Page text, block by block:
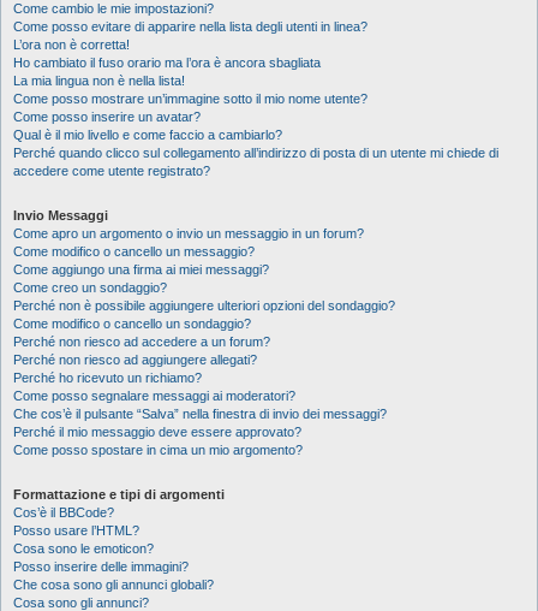
Come cambio le mie impostazioni?
Come posso evitare di apparire nella lista degli utenti in linea?
L’ora non è corretta!
Ho cambiato il fuso orario ma l’ora è ancora sbagliata
La mia lingua non è nella lista!
Come posso mostrare un’immagine sotto il mio nome utente?
Come posso inserire un avatar?
Qual è il mio livello e come faccio a cambiarlo?
Perché quando clicco sul collegamento all’indirizzo di posta di un utente mi chiede di
accedere come utente registrato?
Invio Messaggi
Come apro un argomento o invio un messaggio in un forum?
Come modifico o cancello un messaggio?
Come aggiungo una firma ai miei messaggi?
Come creo un sondaggio?
Perché non è possibile aggiungere ulteriori opzioni del sondaggio?
Come modifico o cancello un sondaggio?
Perché non riesco ad accedere a un forum?
Perché non riesco ad aggiungere allegati?
Perché ho ricevuto un richiamo?
Come posso segnalare messaggi ai moderatori?
Che cos’è il pulsante “Salva” nella finestra di invio dei messaggi?
Perché il mio messaggio deve essere approvato?
Come posso spostare in cima un mio argomento?
Formattazione e tipi di argomenti
Cos’è il BBCode?
Posso usare l’HTML?
Cosa sono le emoticon?
Posso inserire delle immagini?
Che cosa sono gli annunci globali?
Cosa sono gli annunci?